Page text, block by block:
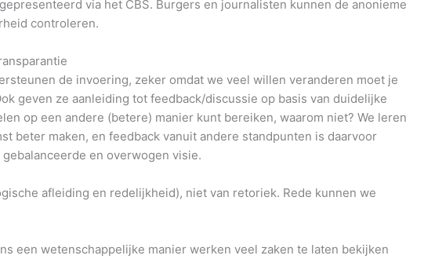
via het CBS. Burgers en journalisten kunnen de anonieme
controleren.
de invoering, zeker omdat we veel willen veranderen moet je
geven ze aanleiding tot feedback/discussie op basis van duidelijke
op een andere (betere) manier kunt bereiken, waarom niet? We leren
beter maken, en feedback vanuit andere standpunten is daarvoor
en overwogen visie.
afleiding en redelijkheid), niet van retoriek. Rede kunnen we
een wetenschappelijke manier werken veel zaken te laten bekijken